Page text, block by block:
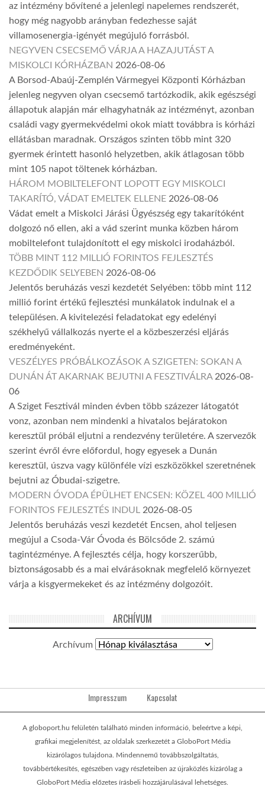
az intézmény bővítené a jelenlegi napelemes rendszerét,
hogy még nagyobb arányban fedezhesse saját
villamosenergia-igényét megújuló forrásból.
NEGYVEN CSECSEMŐ VÁRJA A HAZAJUTÁST A
MISKOLCI KÓRHÁZBAN 2026-08-06
A Borsod-Abaúj-Zemplén Vármegyei Központi Kórházban
jelenleg negyven olyan csecsemő tartózkodik, akik egészségi
állapotuk alapján már elhagyhatnák az intézményt, azonban
családi vagy gyermekvédelmi okok miatt továbbra is kórházi
ellátásban maradnak. Országos szinten több mint 320
gyermek érintett hasonló helyzetben, akik átlagosan több
mint 105 napot töltenek kórházban.
HÁROM MOBILTELEFONT LOPOTT EGY MISKOLCI
TAKARÍTÓ, VÁDAT EMELTEK ELLENE 2026-08-06
Vádat emelt a Miskolci Járási Ügyészség egy takarítóként
dolgozó nő ellen, aki a vád szerint munka közben három
mobiltelefont tulajdonított el egy miskolci irodaházból.
TÖBB MINT 112 MILLIÓ FORINTOS FEJLESZTÉS
KEZDŐDIK SELYEBEN 2026-08-06
Jelentős beruházás veszi kezdetét Selyében: több mint 112
millió forint értékű fejlesztési munkálatok indulnak el a
településen. A kivitelezési feladatokat egy edelényi
székhelyű vállalkozás nyerte el a közbeszerzési eljárás
eredményeként.
VESZÉLYES PRÓBÁLKOZÁSOK A SZIGETEN: SOKAN A
DUNÁN ÁT AKARNAK BEJUTNI A FESZTIVÁLRA 2026-08-
06
A Sziget Fesztivál minden évben több százezer látogatót
vonz, azonban nem mindenki a hivatalos bejáratokon
keresztül próbál eljutni a rendezvény területére. A szervezők
szerint évről évre előfordul, hogy egyesek a Dunán
keresztül, úszva vagy különféle vízi eszközökkel szeretnének
bejutni az Óbudai-szigetre.
MODERN ÓVODA ÉPÜLHET ENCSEN: KÖZEL 400 MILLIÓ
FORINTOS FEJLESZTÉS INDUL 2026-08-05
Jelentős beruházás veszi kezdetét Encsen, ahol teljesen
megújul a Csoda-Vár Óvoda és Bölcsőde 2. számú
tagintézménye. A fejlesztés célja, hogy korszerűbb,
biztonságosabb és a mai elvárásoknak megfelelő környezet
várja a kisgyermekeket és az intézmény dolgozóit.
ARCHÍVUM
Archívum
Impresszum Kapcsolat
A globoport.hu felületén található minden információ, beleértve a képi,
grafikai megjelenítést, az oldalak szerkezetét a GloboPort Média
kizárólagos tulajdona. Mindennemű továbbszolgáltatás,
továbbértékesítés, egészében vagy részleteiben az újraközlés kizárólag a
GloboPort Média előzetes írásbeli hozzájárulásával lehetséges.